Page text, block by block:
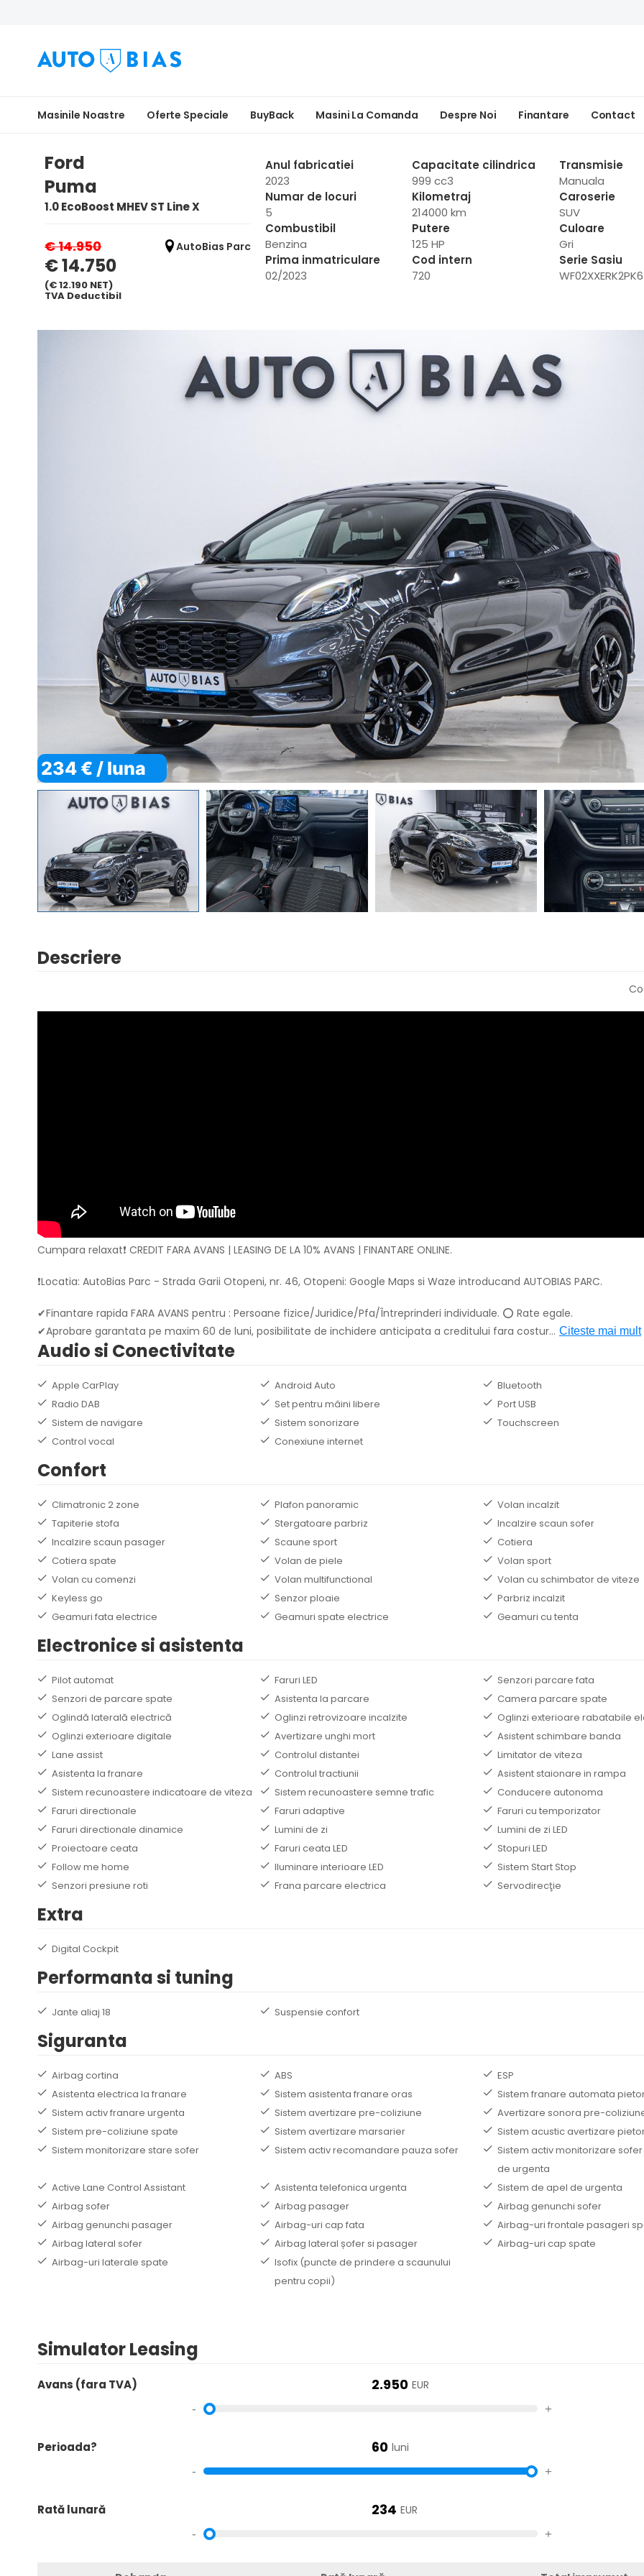
Masinile Noastre Oferte Speciale BuyBack Masini La Comanda Despre Noi Finantare Contact
Ford
Puma
1.0 EcoBoost MHEV ST Line X
€ 14.950 AutoBias Parc
€ 14.750
(€ 12.190 NET)
TVA Deductibil
Anul fabricatiei
2023
Capacitate cilindrica
999 cc3
Transmisie
Manuala
Numar de locuri
5
Kilometraj
214000 km
Caroserie
SUV
Combustibil
Benzina
Putere
125 HP
Culoare
Gri
Prima inmatriculare
02/2023
Cod intern
720
Serie Sasiu
234 € / luna
Descriere
Cumpara relaxat❗ CREDIT FARA AVANS | LEASING DE LA 10% AVANS | FINANTARE ONLINE.
❗Locatia: AutoBias Parc - Strada Garii Otopeni, nr. 46, Otopeni: Google Maps si Waze introducand AUTOBIAS PARC.
✔Finantare rapida FARA AVANS pentru : Persoane fizice/Juridice/Pfa/Întreprinderi individuale. ⭕ Rate egale.
✔Aprobare garantata pe maxim 60 de luni, posibilitate de inchidere anticipata a creditului fara costur... Citeste mai mult
Audio si Conectivitate
Apple CarPlay Android Auto
Bluetooth
Radio DAB
Set pentru mâini libere
Port USB
Sistem de navigare
Sistem sonorizare
Touchscreen
Control vocal
Conexiune internet
Confort
Climatronic 2 zone Plafon panoramic
Volan incalzit
Tapiterie stofa
Stergatoare parbriz
Incalzire scaun sofer
Incalzire scaun pasager
Scaune sport
Cotiera
Cotiera spate
Volan de piele
Volan sport
Volan cu comenzi
Volan multifunctional
Volan cu schimbator de viteze
Keyless go
Senzor ploaie
Parbriz incalzit
Geamuri fata electrice
Geamuri spate electrice Geamuri cu tenta
Electronice si asistenta
Pilot automat Faruri LED
Senzori parcare fata
Senzori de parcare spate
Asistenta la parcare
Camera parcare spate
Oglindă laterală electrică
Oglinzi retrovizoare incalzite
Oglinzi exterioare rabatabile
Oglinzi exterioare digitale
Avertizare unghi mort
Asistent schimbare banda
Lane assist
Controlul distantei
Limitator de viteza
Asistenta la franare
Controlul tractiunii
Asistent staionare in rampa
Sistem recunoastere indicatoare de viteza
Sistem recunoastere semne trafic
Conducere autonoma
Faruri directionale
Faruri adaptive
Faruri cu temporizator
Faruri directionale dinamice
Lumini de zi
Lumini de zi LED
Proiectoare ceata
Faruri ceata LED
Stopuri LED
Follow me home
Iluminare interioare LED
Sistem Start Stop
Senzori presiune roti
Frana parcare electrica Servodirecţie
Extra
Digital Cockpit
Performanta si tuning
Jante aliaj 18 Suspensie confort
Siguranta
Airbag cortina ABS
ESP
Asistenta electrica la franare
Sistem asistenta franare oras
Sistem franare automata
Sistem activ franare urgenta
Sistem avertizare pre-coliziune
Avertizare sonora pre-
Sistem pre-coliziune spate
Sistem avertizare marsarier
Sistem acustic avertizare
Sistem monitorizare stare sofer
Sistem activ recomandare pauza sofer
Sistem activ monitorizare
de urgenta
Active Lane Control Assistant
Asistenta telefonica urgenta
Sistem de apel de urgenta
Airbag sofer
Airbag pasager
Airbag genunchi sofer
Airbag genunchi pasager
Airbag-uri cap fata
Airbag-uri frontale pasageri
Airbag lateral sofer
Airbag lateral șofer si pasager
Airbag-uri cap spate
Airbag-uri laterale spate
Isofix (puncte de prindere a scaunului
pentru copii)
Simulator Leasing
Avans (fara TVA) 2.950 EUR
- +
Perioada? 60 luni
- +
Rată lunară 234 EUR
- +